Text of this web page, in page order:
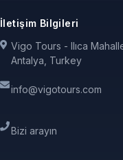
İletişim Bilgileri
Vigo Tours - Ilıca
Antalya, Turkey
info@vigotours.com
Bizi arayın